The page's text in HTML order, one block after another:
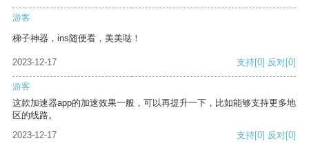
游客
梯子神器，ins随便看，美美哒！
2023-12-17 支持[0] 反对[0]
游客
这款加速器app的加速效果一般，可以再提升一下，比如能够支持更多地
区的线路。
2023-12-17
支持[0] 反对[0]